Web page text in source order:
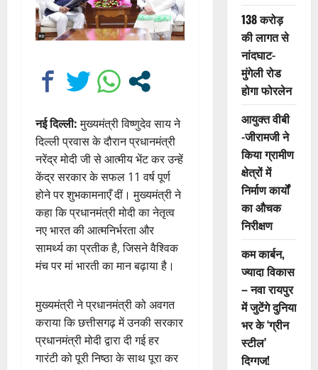
नई दिल्ली:मुख्यमंत्री विष्णुदेव साय ने
दिल्ली प्रवास के दौरान प्रधानमंत्री
नरेंद्र मोदी जी से आत्मीय भेंट कर उन्हें
केंद्र सरकार के सफल 11 वर्ष पूर्ण
होने पर शुभकामनाएँ दीं। मुख्यमंत्री ने
कहा कि प्रधानमंत्री मोदी का नेतृत्व
नए भारत की आत्मनिर्भरता और
सामर्थ्य का प्रतीक है, जिसने वैश्विक
मंच पर मां भारती का मान बढ़ाया है।
मुख्यमंत्री ने प्रधानमंत्री को अवगत
कराया कि छत्तीसगढ़ में उनकी सरकार
प्रधानमंत्री मोदी द्वारा दी गई हर
गारंटी को पूरी निष्ठा के साथ पूरा कर
138 करोड़
की लागत से
नांदघाट-
मुंगेली रोड
होगा फोरलेन
आयुक्त वीबी
-जीरामजी ने
किया ग्रामीण
क्षेत्रों में
निर्माण कार्यों
का औचक
निरीक्षण
कम कार्बन,
ज्यादा विकास
– नवा रायपुर
में जुटेंगे दुनिया
भर के ‘ग्रीन
स्टील’
दिग्गज!